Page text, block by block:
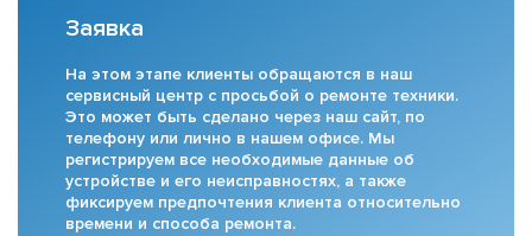
Заявка
На этом этапе клиенты обращаются в наш
сервисный центр с просьбой о ремонте техники.
Это может быть сделано через наш сайт, по
телефону или лично в нашем офисе. Мы
регистрируем все необходимые данные об
устройстве и его неисправностях, а также
фиксируем предпочтения клиента относительно
времени и способа ремонта.